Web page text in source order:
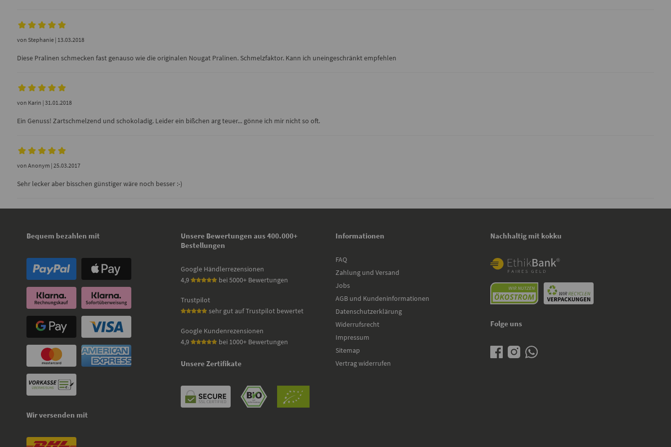
von Stephanie| 13.03.2018
Diese Pralinen schmecken fast genauso wie die originalen Nougat Pralinen. Schmelzfaktor. Kann ich uneingeschränkt empfehlen
von Karin | 31.01.2018
Ein Genuss! Zartschmelzend und schokoladig. Leider ein bißchen arg teuer... gönne ich mir nicht so oft.
von Anonym | 25.03.2017
Sehr lecker aber bisschen günstiger wäre noch besser :-)
Bequem bezahlen mit
Wir versenden mit
Unsere Bewertungen aus 400.000+
Bestellungen
Google Händlerrezensionen
4,9
bei 5000+ Bewertungen
Trustpilot
sehr gut auf Trustpilot bewertet
Google Kundenrezensionen
4,9
bei 1000+ Bewertungen
Unsere Zertifikate
Informationen
FAQ
Zahlung und Versand
Jobs
AGB und Kundeninformationen
Datenschutzerklärung
Widerrufsrecht
Impressum
Sitemap
Vertrag widerrufen
Nachhaltig mit kokku
Folge uns